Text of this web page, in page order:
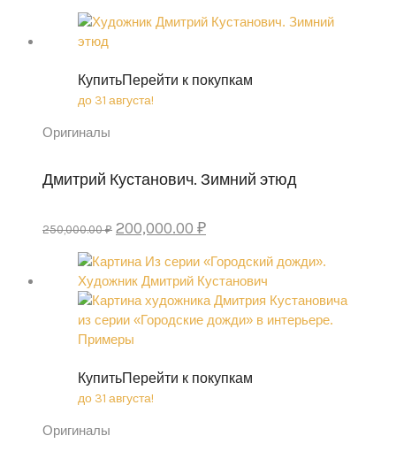
КупитьПерейти к покупкам
до 31 августа!
Оригиналы
Дмитрий Кустанович. Зимний этюд
250,000.00 ₽ Original
was:
250,000.00 ₽.
200,000.00 ₽Current
is:
200,000.00 ₽.
КупитьПерейти к покупкам
до 31 августа!
Оригиналы